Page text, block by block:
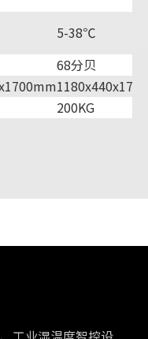
5-38℃
68分贝
200KG